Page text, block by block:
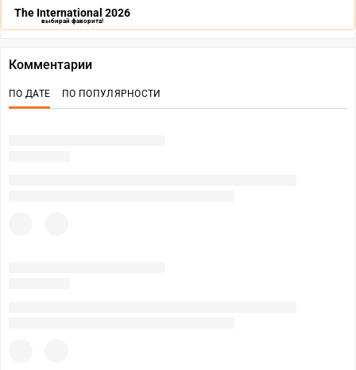
The International 2026
выбирай фаворита!
Комментарии
ПО ДАТЕ ПО ПОПУЛЯРНОСТИ